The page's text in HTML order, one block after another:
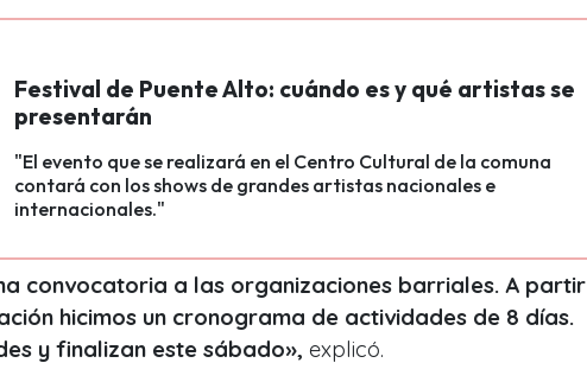
Festival de Puente Alto: cuándo es y qué artistas se
presentarán
"El evento que se realizará en el Centro Cultural de la comuna
contará con los shows de grandes artistas nacionales e
internacionales."
convocatoria a las organizaciones barriales. A partir
hicimos un cronograma de actividades de 8 días.
y finalizan este sábado», explicó.